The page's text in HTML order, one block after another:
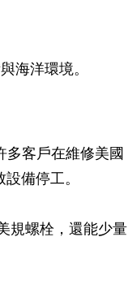
海洋環境。
多客戶在維修美國
備停工。
規螺栓，還能少量